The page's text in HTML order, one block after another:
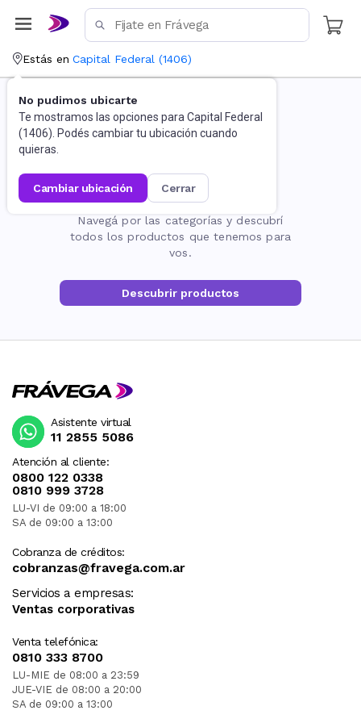
Estás en Capital Federal (1406)
No pudimos ubicarte
Te mostramos las opciones para Capital Federal
(1406). Podés cambiar tu ubicación cuando
quieras.
cambiar ubicación cerrar
La página no existe
Navegá por las categorías y descubrí
todos los productos que tenemos para
vos.
Descubrir productos
Atención al cliente:
0800 122 0338
0810 999 3728
LU-VI de 09:00 a 18:00
SA de 09:00 a 13:00
Cobranza de créditos:
cobranzas@fravega.com.ar
Servicios a empresas:
Ventas corporativas
Venta telefónica:
0810 333 8700
LU-MIE de 08:00 a 23:59
JUE-VIE de 08:00 a 20:00
SA de 09:00 a 13:00
Asistente virtual
11 2855 5086